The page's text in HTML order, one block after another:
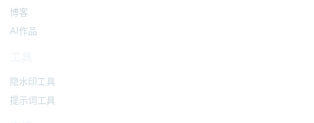
博客
AI作品
隐水印工具
提示词工具